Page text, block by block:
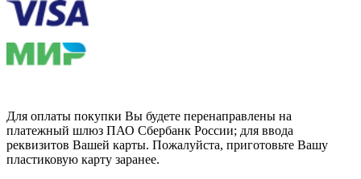
Для оплаты покупки Вы будете перенаправлены на
платежный шлюз ПАО Сбербанк России; для ввода
реквизитов Вашей карты. Пожалуйста, приготовьте Вашу
пластиковую карту заранее.